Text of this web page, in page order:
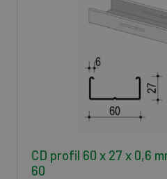
CD profil 60 x 27 x 0,6
60